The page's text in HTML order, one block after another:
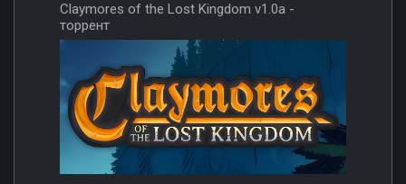
Claymores of the Lost Kingdom v1.0a -
торрент